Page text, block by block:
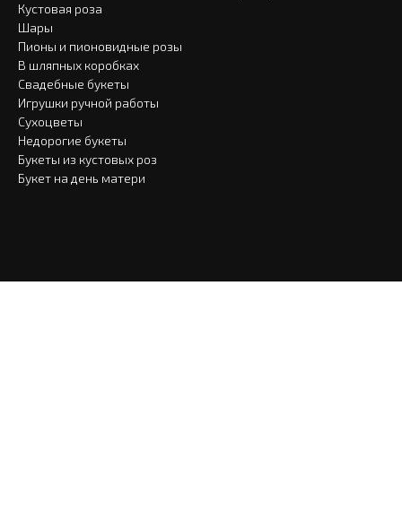
Кустовая роза
Шары
Пионы и пионовидные розы
В шляпных коробках
Свадебные букеты
Игрушки ручной работы
Сухоцветы
Недорогие букеты
Букеты из кустовых роз
Букет на день матери